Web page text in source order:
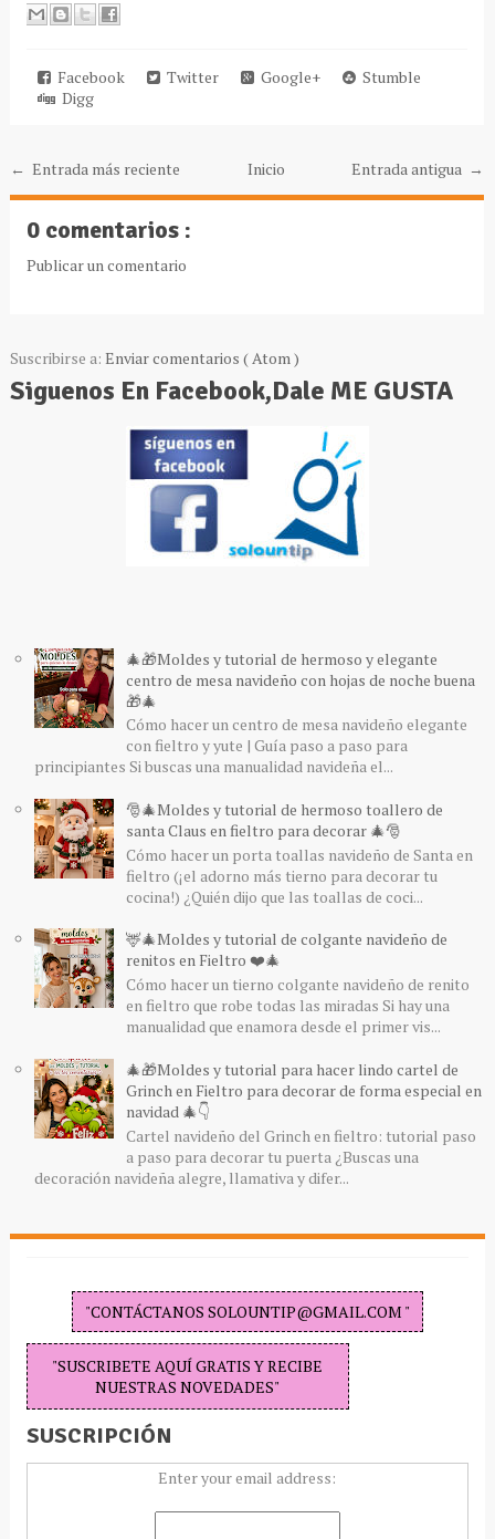
Facebook Twitter Google+
Stumble
Digg
← Entrada más reciente Entrada antigua →
Inicio
0 comentarios :
Publicar un comentario
Suscribirse a: Enviar comentarios ( Atom )
Siguenos En Facebook,Dale ME GUSTA
🎄🎁Moldes y tutorial de hermoso y elegante
centro de mesa navideño con hojas de noche buena
🎁🎄
Cómo hacer un centro de mesa navideño elegante
con fieltro y yute | Guía paso a paso para
principiantes Si buscas una manualidad navideña el...
🎅🎄Moldes y tutorial de hermoso toallero de
santa Claus en fieltro para decorar 🎄🎅
Cómo hacer un porta toallas navideño de Santa en
fieltro (¡el adorno más tierno para decorar tu
cocina!) ¿Quién dijo que las toallas de coci...
🦌🎄Moldes y tutorial de colgante navideño de
renitos en Fieltro ❤️🎄
Cómo hacer un tierno colgante navideño de renito
en fieltro que robe todas las miradas Si hay una
manualidad que enamora desde el primer vis...
🎄🎁Moldes y tutorial para hacer lindo cartel de
Grinch en Fieltro para decorar de forma especial en
navidad 🎄👇
Cartel navideño del Grinch en fieltro: tutorial paso
a paso para decorar tu puerta ¿Buscas una
decoración navideña alegre, llamativa y difer...
"CONTÁCTANOS SOLOUNTIP@GMAIL.COM "
"SUSCRIBETE AQUÍ GRATIS Y RECIBE
NUESTRAS NOVEDADES"
SUSCRIPCIÓN
Enter your email address: